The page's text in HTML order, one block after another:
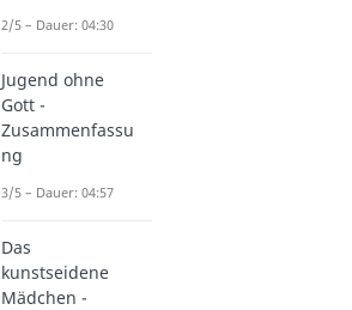
2/5 – Dauer: 04:30
Jugend ohne
Gott -
Zusammenfassu
ng
3/5 – Dauer: 04:57
Das
kunstseidene
Mädchen -